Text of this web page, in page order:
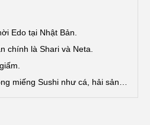
Edo tại Nhật Bản.
chính là Shari và Neta.
miếng Sushi như cá, hải sản…